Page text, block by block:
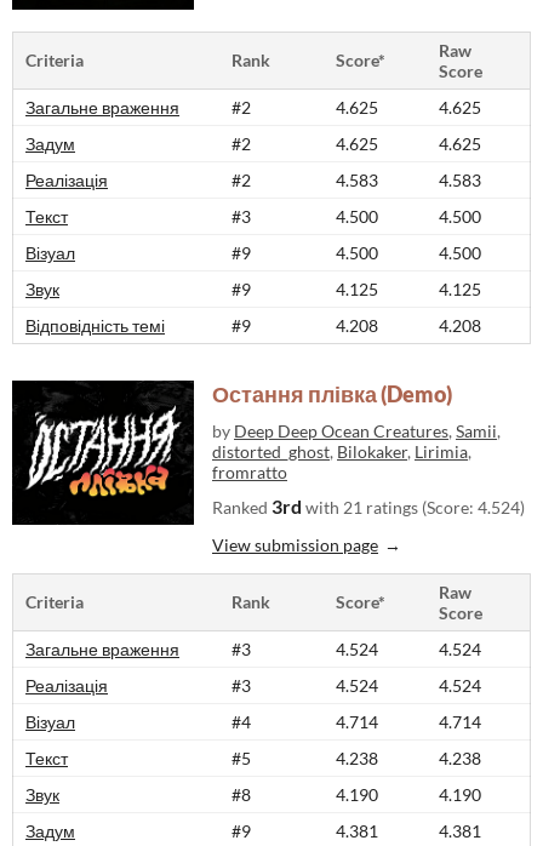
Criteria Rank Score*
Raw
Score
Загальне враження
#2 4.625
4.625
Задум
#2 4.625
4.625
Реалізація
#2 4.583
4.583
Текст
#3 4.500
4.500
Візуал
#9 4.500
4.500
Звук
#9 4.125
4.125
Відповідність темі
#9 4.208 4.208
Остання плівка (Demo)
by Deep Deep Ocean Creatures, Samii,
distorted_ghost, Bilokaker, Lirimia,
fromratto
Ranked 3rd with 21 ratings (Score: 4.524)
View submission page
Criteria Rank Score*
Raw
Score
Загальне враження
#3 4.524
4.524
Реалізація
#3 4.524
4.524
Візуал
#4 4.714
4.714
Текст
#5 4.238
4.238
Звук
#8 4.190
4.190
Задум
#9 4.381
4.381